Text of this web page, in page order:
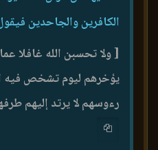
الكافرين والجاحدين
[ ولا تحسبن الله غافلا
يؤخرهم ليوم تشخص فيه
رءوسهم لا يرتد إليهم